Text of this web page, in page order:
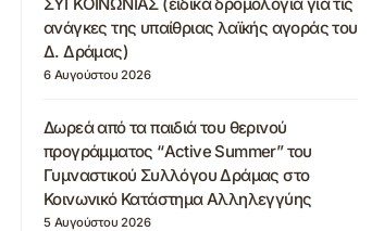
ανάγκες της υπαίθριας λαϊκής αγοράς του
Δ. Δράμας)
6 Αυγούστου 2026
Δωρεά από τα παιδιά του θερινού
προγράμματος “Active Summer” του
Γυμναστικού Συλλόγου Δράμας στο
Κοινωνικό Κατάστημα Αλληλεγγύης
5 Αυγούστου 2026